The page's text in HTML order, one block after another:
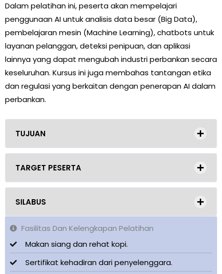
Dalam pelatihan ini, peserta akan mempelajari
penggunaan AI untuk analisis data besar (Big Data),
pembelajaran mesin (Machine Learning), chatbots untuk
layanan pelanggan, deteksi penipuan, dan aplikasi
lainnya yang dapat mengubah industri perbankan secara
keseluruhan. Kursus ini juga membahas tantangan etika
dan regulasi yang berkaitan dengan penerapan AI dalam
perbankan.
TUJUAN
TARGET PESERTA
SILABUS
Fasilitas Dan Kelengkapan Pelatihan
Makan siang dan rehat kopi.
Sertifikat kehadiran dari penyelenggara.